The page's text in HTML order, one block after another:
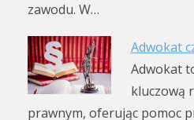
zawodu. W…
Adwokat
Adwokat
kluczową
prawnym, oferując pomoc